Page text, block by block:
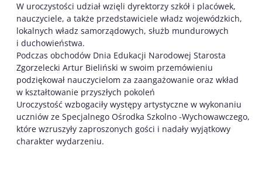
W uroczystości udział wzięli dyrektorzy szkół i placówek,
nauczyciele, a także przedstawiciele władz wojewódzkich,
lokalnych władz samorządowych, służb mundurowych
i duchowieństwa.
Podczas obchodów Dnia Edukacji Narodowej Starosta
Zgorzelecki Artur Bieliński w swoim przemówieniu
podziękował nauczycielom za zaangażowanie oraz wkład
w kształtowanie przyszłych pokoleń
Uroczystość wzbogaciły występy artystyczne w wykonaniu
uczniów ze Specjalnego Ośrodka Szkolno -Wychowawczego,
które wzruszyły zaproszonych gości i nadały wyjątkowy
charakter wydarzeniu.